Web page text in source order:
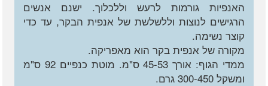
האנפיות גורמות לרעש וללכלוך. ישנם אנשים
הרגישים לנוצות וללשלשת של אנפית הבקר, עד כדי
קוצר נשימה.
מקורה של אנפית בקר הוא מאפריקה.
ממדי הגוף: אורך 45-53 ס"מ. מוטת כנפיים 92 ס"מ
ומשקל 300-450 גרם.